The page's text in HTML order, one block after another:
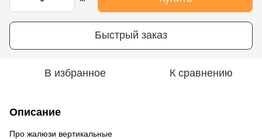
Быстрый заказ
В избранное К сравнению
Описание
Про жалюзи вертикальные